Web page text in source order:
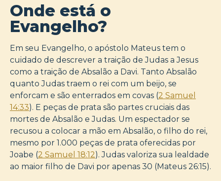
Onde está o
Evangelho?
Em seu Evangelho, o apóstolo Mateus tem o
cuidado de descrever a traição de Judas a Jesus
como a traição de Absalão a Davi. Tanto Absalão
quanto Judas traem o rei com um beijo, se
enforcam e são enterrados em covas (2 Samuel
14:33). E peças de prata são partes cruciais das
mortes de Absalão e Judas. Um espectador se
recusou a colocar a mão em Absalão, o filho do rei,
mesmo por 1.000 peças de prata oferecidas por
Joabe (2 Samuel 18:12). Judas valoriza sua lealdade
ao maior filho de Davi por apenas 30 (Mateus 26:15).